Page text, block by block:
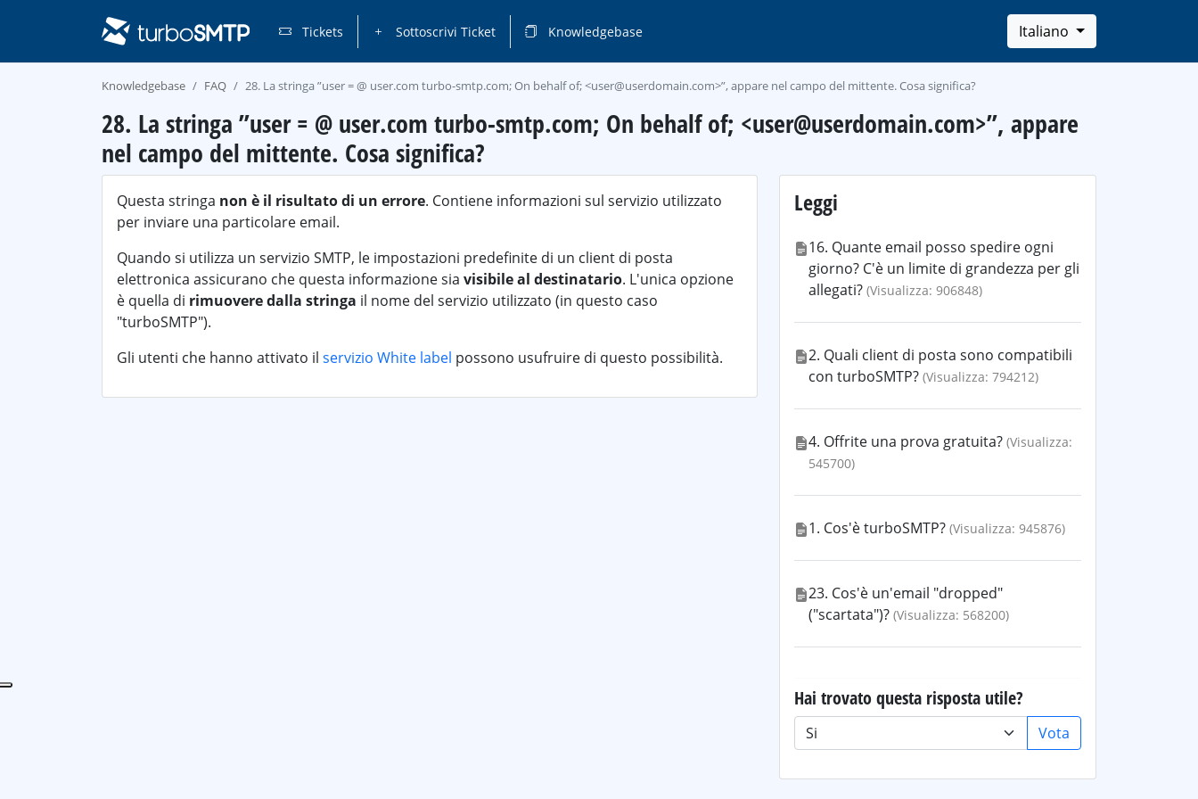
Tickets Sottoscrivi Ticket Knowledgebase Italiano
Knowledgebase FAQ 28. La stringa ”user = @ user.com turbo-smtp.com; On behalf of; <user@userdomain.com>”, appare nel campo del mittente. Cosa significa?
28. La stringa ”user = @ user.com turbo-smtp.com; On behalf of; <user@userdomain.com>”, appare
nel campo del mittente. Cosa significa?
Questa stringa non è il risultato di un errore. Contiene informazioni sul servizio utilizzato
per inviare una particolare email.
Quando si utilizza un servizio SMTP, le impostazioni predefinite di un client di posta
elettronica assicurano che questa informazione sia visibile al destinatario. L'unica opzione
è quella di rimuovere dalla stringa il nome del servizio utilizzato (in questo caso
"turboSMTP").
Gli utenti che hanno attivato il servizio White label possono usufruire di questo possibilità.
Leggi
16. Quante email posso spedire ogni
giorno? C'è un limite di grandezza per gli
allegati? (Visualizza: 906848)
2. Quali client di posta sono compatibili
con turboSMTP? (Visualizza: 794212)
4. Offrite una prova gratuita? (Visualizza:
545700)
1. Cos'è turboSMTP? (Visualizza: 945876)
23. Cos'è un'email "dropped"
("scartata")? (Visualizza: 568200)
Hai trovato questa risposta utile?
Vota